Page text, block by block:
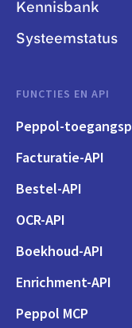
Kennisbank
Systeemstatus
FUNCTIES EN API
Peppol-
Facturatie-API
Bestel-API
OCR-API
Boekhoud-API
Enrichment-API
Peppol MCP